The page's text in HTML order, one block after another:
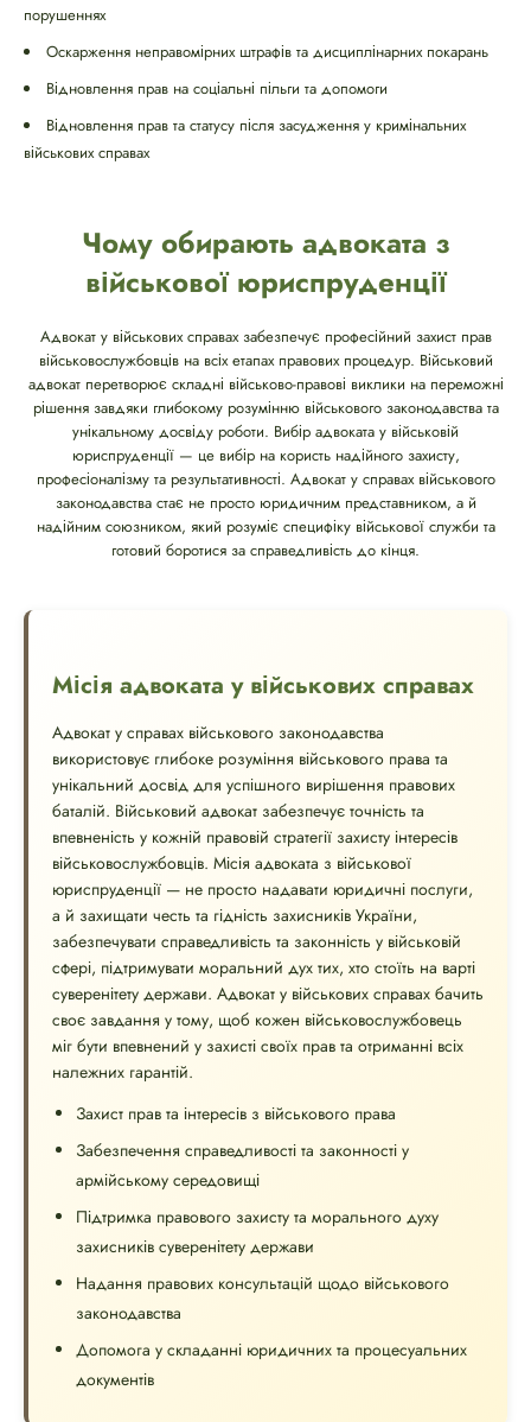
порушеннях
Оскарження неправомірних штрафів та дисциплінарних покарань
Відновлення прав на соціальні пільги та допомоги
Відновлення прав та статусу після засудження у кримінальних
військових справах
Чому обирають адвоката з
військової юриспруденції
Адвокат у військових справах забезпечує професійний захист прав
військовослужбовців на всіх етапах правових процедур. Військовий
адвокат перетворює складні військово-правові виклики на переможні
рішення завдяки глибокому розумінню військового законодавства та
унікальному досвіду роботи. Вибір адвоката у військовій
юриспруденції — це вибір на користь надійного захисту,
професіоналізму та результативності. Адвокат у справах військового
законодавства стає не просто юридичним представником, а й
надійним союзником, який розуміє специфіку військової служби та
готовий боротися за справедливість до кінця.
Місія адвоката у військових справах
Адвокат у справах військового законодавства
використовує глибоке розуміння військового права та
унікальний досвід для успішного вирішення правових
баталій. Військовий адвокат забезпечує точність та
впевненість у кожній правовій стратегії захисту інтересів
військовослужбовців. Місія адвоката з військової
юриспруденції — не просто надавати юридичні послуги,
а й захищати честь та гідність захисників України,
забезпечувати справедливість та законність у військовій
сфері, підтримувати моральний дух тих, хто стоїть на варті
суверенітету держави. Адвокат у військових справах бачить
своє завдання у тому, щоб кожен військовослужбовець
міг бути впевнений у захисті своїх прав та отриманні всіх
належних гарантій.
Захист прав та інтересів з військового права
Забезпечення справедливості та законності у
армійському середовищі
Підтримка правового захисту та морального духу
захисників суверенітету держави
Надання правових консультацій щодо військового
законодавства
Допомога у складанні юридичних та процесуальних
документів